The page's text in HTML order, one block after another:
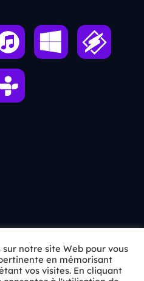
notre site Web pour vous
en mémorisant
vos visites. En cliquant